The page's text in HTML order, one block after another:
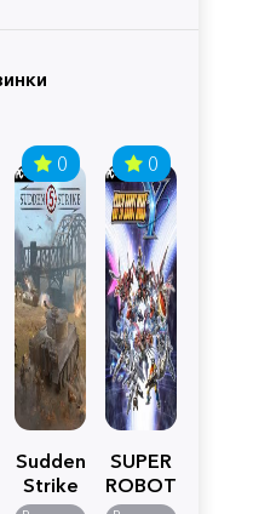
0
Sudden
Strike
5
0
SUPER
ROBOT
WARS